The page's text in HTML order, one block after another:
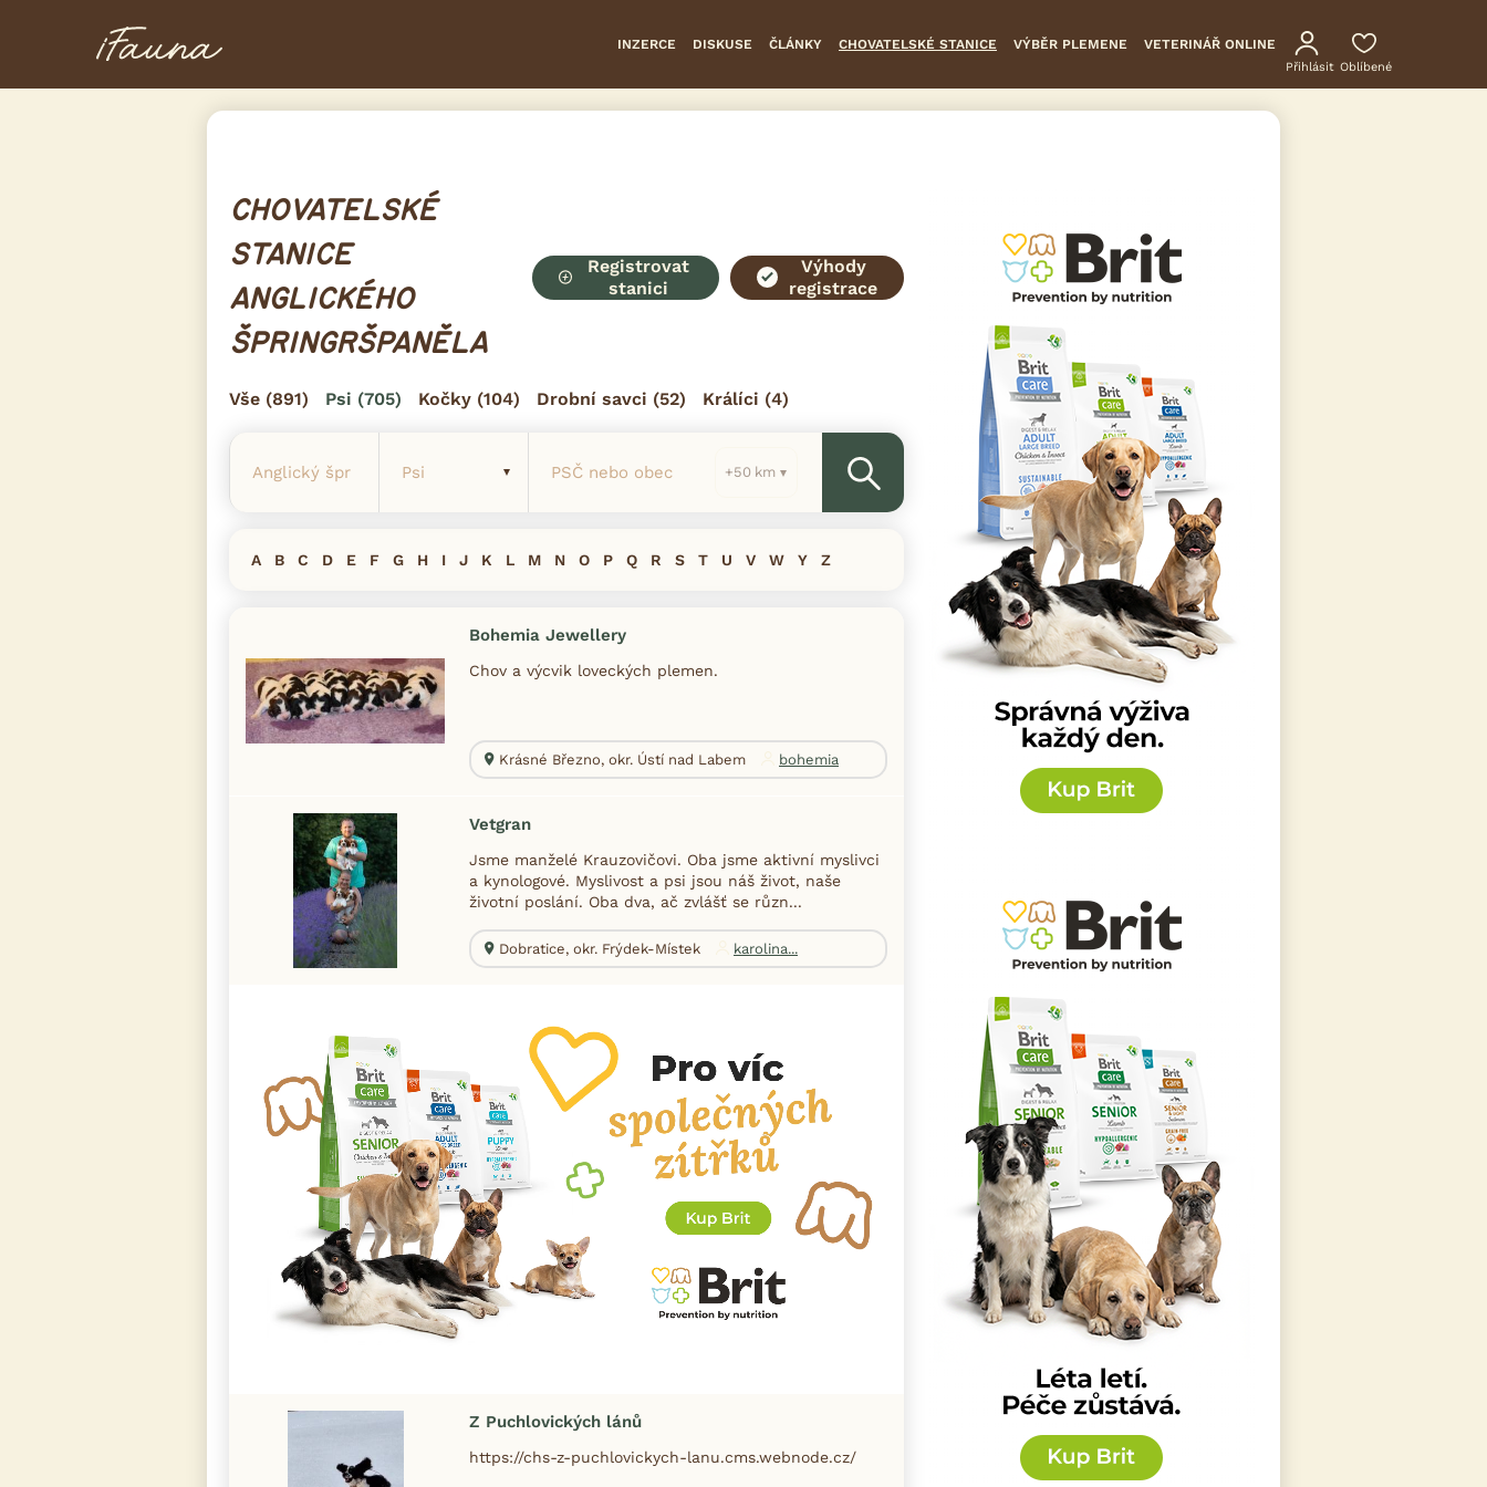
INZERCE DISKUSE ČLÁNKY CHOVATELSKÉ STANICE VÝBĚR PLEMENE VETERINÁŘ ONLINE
Přihlásit Oblíbené
CHOVATELSKÉ
STANICE
ANGLICKÉHO
ŠPRINGRŠPANĚLA
Registrovat
stanici
Výhody
registrace
Vše (891) Psi (705) Kočky (104) Drobní savci (52) Králíci (4)
PSČ nebo obec km
A B C D E F G H I J K L M N O P Q R S T U V W Y Z
Bohemia Jewellery
Chov a výcvik loveckých plemen.
Krásné Březno, okr. Ústí nad Labem bohemia
Vetgran
Jsme manželé Krauzovičovi. Oba jsme aktivní myslivci
a kynologové. Myslivost a psi jsou náš život, naše
životní poslání. Oba dva, ač zvlášť se různ...
Dobratice, okr. Frýdek-Místek karolina...
Z Puchlovických lánů
https://chs-z-puchlovickych-lanu.cms.webnode.cz/